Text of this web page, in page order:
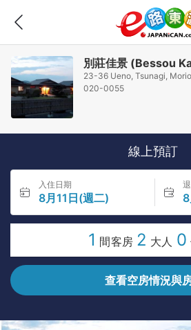
別莊佳景 (Bessou
23-36 Ueno, Tsunagi,
020-0055
線上預訂
入住日期
8月11日(週二)
1 間客房 2 大人 0
查看空房情況與